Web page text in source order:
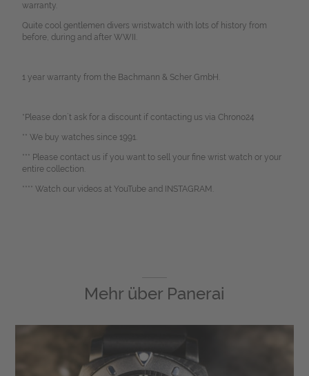
warranty.
Quite cool gentlemen divers wristwatch with lots of history from
before, during and after WWII.
1 year warranty from the Bachmann & Scher GmbH.
*Please don`t ask for a discount if contacting us via Chrono24
** We buy watches since 1991.
*** Please contact us if you want to sell your fine wrist watch or your
entire collection.
**** Watch our videos at YouTube and INSTAGRAM.
Mehr über Panerai